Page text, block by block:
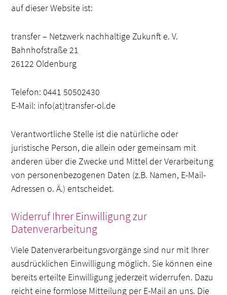
auf dieser Website ist:
transfer – Netzwerk nachhaltige Zukunft e. V.
Bahnhofstraße 21
26122 Oldenburg
Telefon: 0441 50502430
E-Mail: info(at)transfer-ol.de
Verantwortliche Stelle ist die natürliche oder
juristische Person, die allein oder gemeinsam mit
anderen über die Zwecke und Mittel der Verarbeitung
von personenbezogenen Daten (z.B. Namen, E-Mail-
Adressen o. Ä.) entscheidet.
Widerruf Ihrer Einwilligung zur
Datenverarbeitung
Viele Datenverarbeitungsvorgänge sind nur mit Ihrer
ausdrücklichen Einwilligung möglich. Sie können eine
bereits erteilte Einwilligung jederzeit widerrufen. Dazu
reicht eine formlose Mitteilung per E-Mail an uns. Die